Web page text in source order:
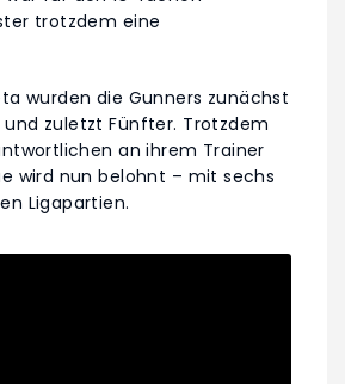
trotzdem eine
wurden die Gunners zunächst
zuletzt Fünfter. Trotzdem
an ihrem Trainer
wird nun belohnt – mit sechs
Ligapartien.